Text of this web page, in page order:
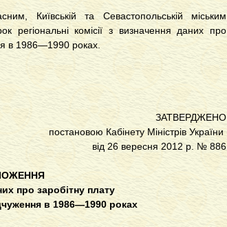
Київській та Севастопольській міським
регіональні комісії з визначення даних про
в 1986—1990 роках.
ЗАТВЕРДЖЕНО
постановою Кабінету Міністрів України
від 26 вересня 2012 р. № 886
про заробітну плату
в 1986—1990 роках